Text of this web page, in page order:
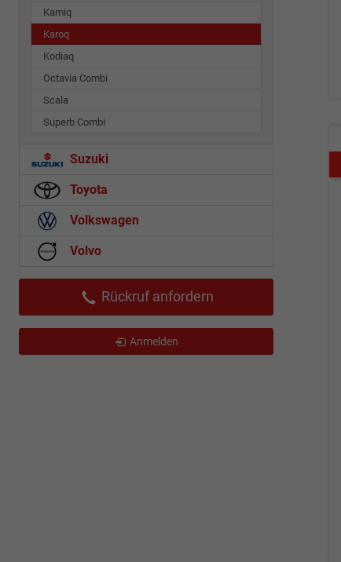
Kamiq
Karoq
Kodiaq
Octavia Combi
Scala
Superb Combi
Suzuki
Toyota
Volkswagen
Volvo
Rückruf anfordern
Anmelden